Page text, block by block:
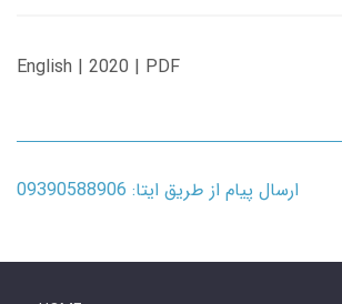
English | 2020 | PDF
ارسال پیام از طریق ایتا: 09390588906